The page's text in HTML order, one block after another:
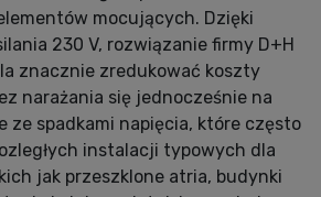
mocujących. Dzięki
230 V, rozwiązanie firmy D+H
znacznie zredukować koszty
narażania się jednocześnie na
ze spadkami napięcia, które często
instalacji typowych dla
jak przeszklone atria, budynki